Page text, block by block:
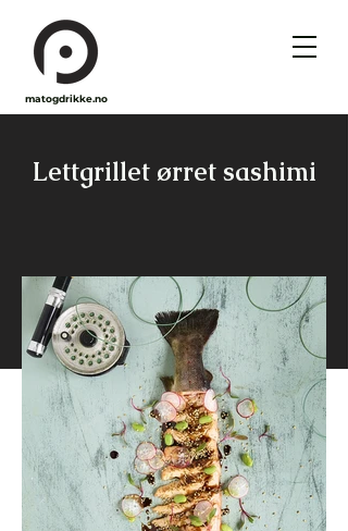
matogdrikke.no
Lettgrillet ørret sashimi